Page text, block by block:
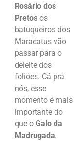
Rosário dos
Pretos os
batuqueiros dos
Maracatus vão
passar para o
deleite dos
foliões. Cá pra
nós, esse
momento é mais
importante do
que o Galo da
Madrugada.